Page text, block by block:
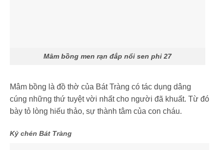
Mâm bồng men rạn đắp nổi sen phi 27
Mâm bồng là đồ thờ của Bát Tràng có tác dụng dâng
cúng những thứ tuyệt vời nhất cho người đã khuất. Từ đó
bày tỏ lòng hiếu thảo, sự thành tâm của con cháu.
Kỷ chén Bát Tràng